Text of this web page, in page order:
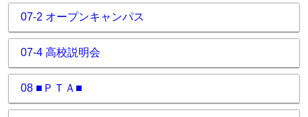
07-2 オープンキャンパス
07-4 高校説明会
08 ■ＰＴＡ■